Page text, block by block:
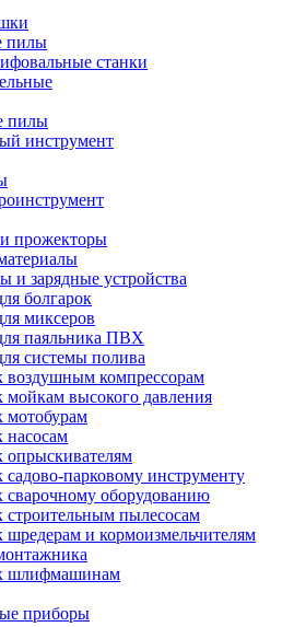
пилы
станки
пилы
инструмент
прожекторы
и зарядные устройства
болгарок
миксеров
паяльника ПВХ
системы полива
воздушным компрессорам
мойкам высокого давления
мотобурам
насосам
опрыскивателям
садово-парковому инструменту
сварочному оборудованию
строительным пылесосам
шредерам и кормоизмельчителям
шлифмашинам
приборы